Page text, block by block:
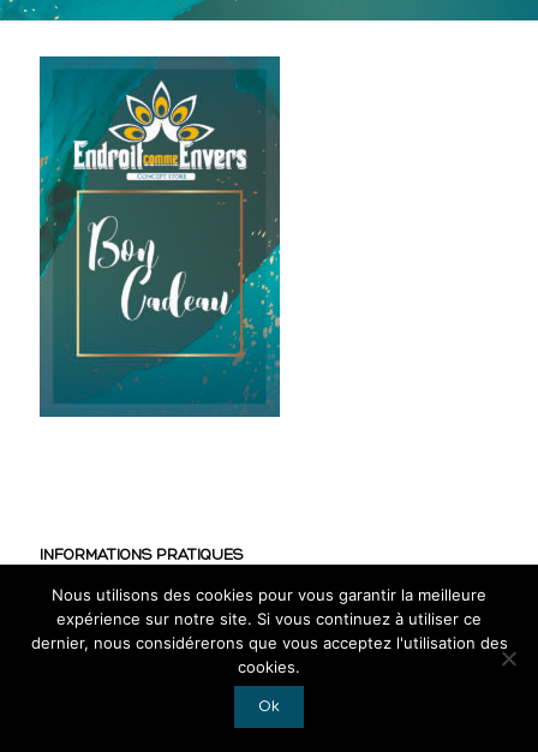
INFORMATIONS PRATIQUES
CGV
Mentions légales
Nous utilisons des cookies pour vous garantir la meilleure
expérience sur notre site. Si vous continuez à utiliser ce
dernier, nous considérerons que vous acceptez l'utilisation des
cookies.
Ok